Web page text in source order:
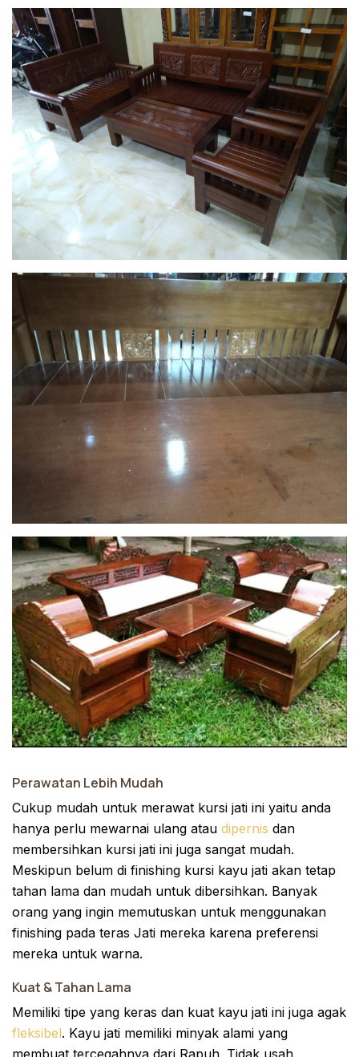
Perawatan Lebih Mudah
Cukup mudah untuk merawat kursi jati ini yaitu anda
hanya perlu mewarnai ulang atau dipernis dan
membersihkan kursi jati ini juga sangat mudah.
Meskipun belum di finishing kursi kayu jati akan tetap
tahan lama dan mudah untuk dibersihkan. Banyak
orang yang ingin memutuskan untuk menggunakan
finishing pada teras Jati mereka karena preferensi
mereka untuk warna.
Kuat & Tahan Lama
Memiliki tipe yang keras dan kuat kayu jati ini juga agak
fleksibel. Kayu jati memiliki minyak alami yang